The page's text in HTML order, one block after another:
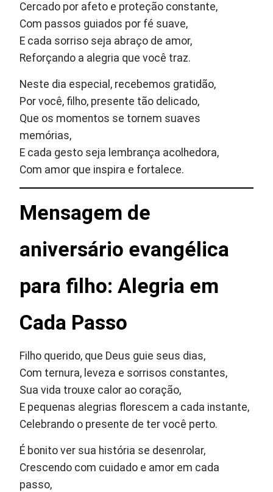
Cercado por afeto e proteção constante,
Com passos guiados por fé suave,
E cada sorriso seja abraço de amor,
Reforçando a alegria que você traz.
Neste dia especial, recebemos gratidão,
Por você, filho, presente tão delicado,
Que os momentos se tornem suaves
memórias,
E cada gesto seja lembrança acolhedora,
Com amor que inspira e fortalece.
Mensagem de
aniversário evangélica
para filho: Alegria em
Cada Passo
Filho querido, que Deus guie seus dias,
Com ternura, leveza e sorrisos constantes,
Sua vida trouxe calor ao coração,
E pequenas alegrias florescem a cada instante,
Celebrando o presente de ter você perto.
É bonito ver sua história se desenrolar,
Crescendo com cuidado e amor em cada
passo,